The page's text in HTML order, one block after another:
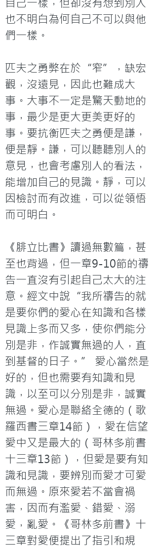
自己一樣，但卻沒有想到別人
也不明白為何自己不可以與他
們一樣。
匹夫之勇弊在於“窄”，缺宏
觀，沒遠見，因此也難成大
事。大事不一定是驚天動地的
事，最少是更大更美更好的
事。要抗衡匹夫之勇便是謙，
便是靜。謙，可以聽聽別人的
意見，也會考慮別人的看法，
能增加自己的見識。靜，可以
因檢討而有改進，可以從領悟
而可明白。
《腓立比書》讀過無數篇，甚
至也背過，但一章9-10節的禱
告一直沒有引起自己太大的注
意。經文中說“我所禱告的就
是要你們的愛心在知識和各樣
見識上多而又多，使你們能分
別是非，作誠實無過的人，直
到基督的日子。” 愛心當然是
好的，但也需要有知識和見
識，以至可以分別是非，誠實
無過。愛心是聯絡全德的（歌
羅西書三章14節），愛在信望
愛中又是最大的（哥林多前書
十三章13節），但愛是要有知
識和見識，要辨別而愛才可愛
而無過。原來愛若不當會禍
害，因而有濫愛、錯愛、溺
愛，亂愛。《哥林多前書》十
三章對愛便提出了指引和規